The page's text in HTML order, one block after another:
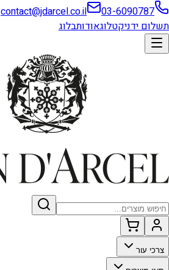
03-6090787
contact@jdarcel.co.il
תשלום ידניקטלוגאודותבלוג
צרכי עור